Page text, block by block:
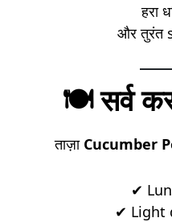
हरा
और तुरंत
🍽️ सर्व
ताज़ा Cucumber
✔
✔ Light